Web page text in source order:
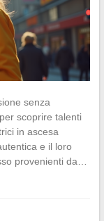
senza
scoprire talenti
in ascesa
e il loro
provenienti da…